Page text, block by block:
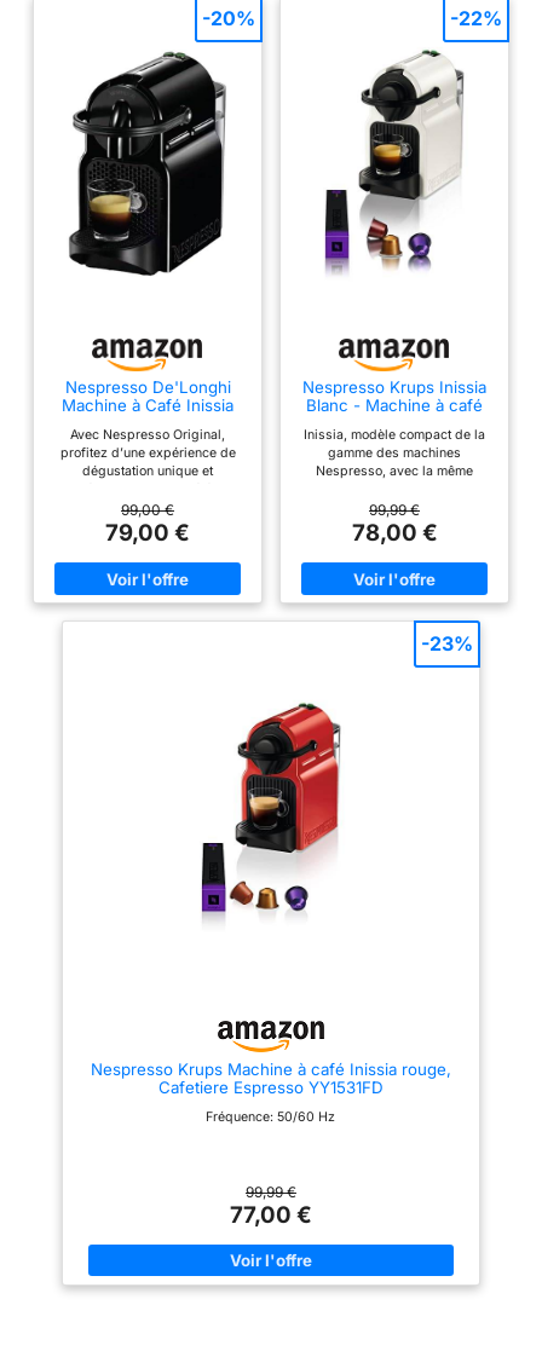
Toutes les boissons
mémorisées et
personnalisées, en
variant la quantité de
lait et de café. Temps
de chauffe réduit :
prêt en 25 secondes.
Nespresso De'Longhi
Machine à Café Inissia
Bienvenue, Design
Compact, Arrêt
Automatique, EN80.B
Avec Nespresso Original,
profitez d’une expérience de
dégustation unique et
d’espressos qui proviennent de
cultures de café du monde
entier 2 sélections de café :
choisissez entre un espresso et
un lungo Efficace : un
encombrement réduit, une
99,00 €
79,00 €
-20%
Nespresso Krups Inissia
Blanc - Machine à café
bienvenue
Inissia, modèle compact de la
gamme des machines
Nespresso, avec la même
révéler la qualité exceptionnelle
des Grands Crus Nespresso 2
boutons avec arrêt automatique
du café : espresso (40 ml) ou
café long (110 ml) et longueur
de tasse personnalisable 19
un espresso de qualité
professionnelle Pré-chauffage
rapide : 25 secondes Mode
automatiquement en veille au
bout de 3 minutes d'inutilisation
et se met hors tension après 9
minutes de non utilisation
capsules usagées (pour 9-11
capsules) séparés pour une
99,99 €
78,00 €
-22%
Nespresso Krups Machine à café Inissia rouge,
Cafetiere Espresso YY1531FD
Fréquence: 50/60 Hz
99,99 €
77,00 €
-23%